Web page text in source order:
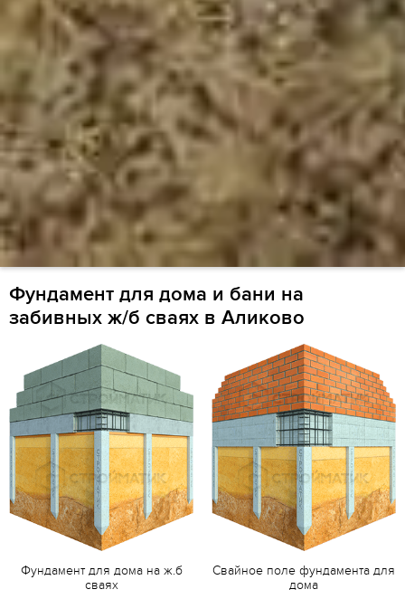
Фундамент для дома и бани на
забивных ж/б сваях в Аликово
Фундамент для дома на ж.б
сваях
Свайное поле фундамента для
дома